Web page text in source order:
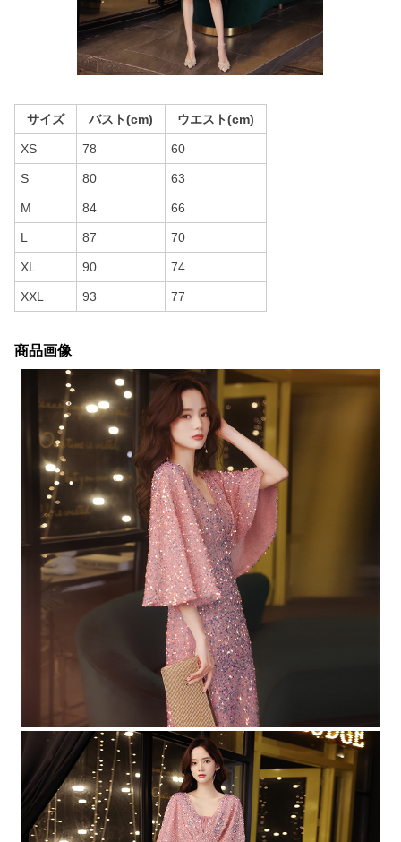
サイズ バスト(cm) ウエスト(cm)
XS 78 60
S 80 63
M 84 66
L 87 70
XL 90 74
XXL 93 77
商品画像